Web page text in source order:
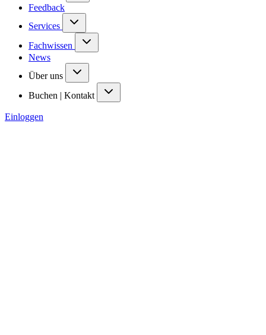
Feedback
Services
Fachwissen
News
Über uns
Buchen | Kontakt
Einloggen